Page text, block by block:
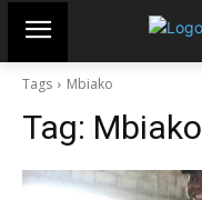
Tags Mbiako
Tag: Mbiako